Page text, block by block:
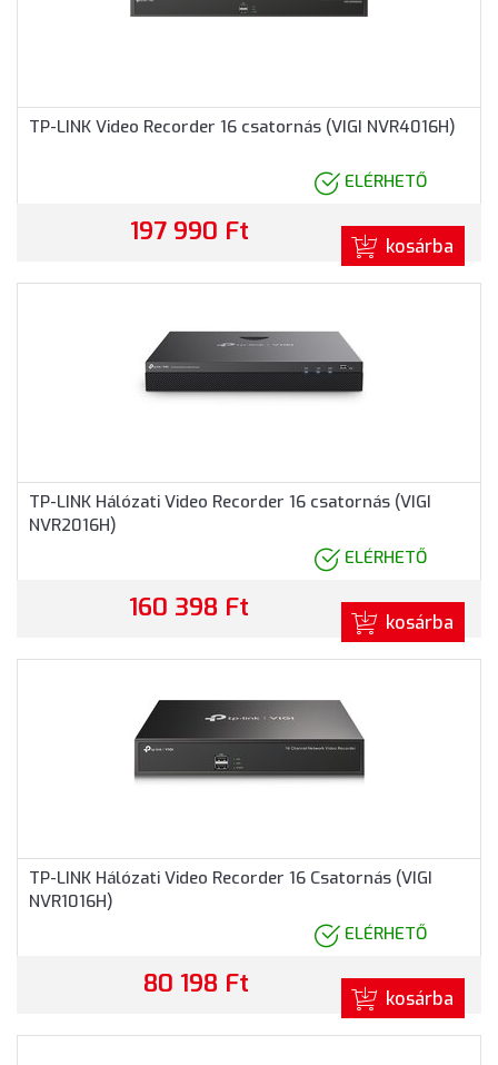
TP-LINK Video Recorder 16 csatornás (VIGI NVR4016H)
ELÉRHETŐ
197 990 Ft kosárba
TP-LINK Hálózati Video Recorder 16 csatornás (VIGI
NVR2016H)
ELÉRHETŐ
160 398 Ft kosárba
TP-LINK Hálózati Video Recorder 16 Csatornás (VIGI
NVR1016H)
ELÉRHETŐ
80 198 Ft kosárba